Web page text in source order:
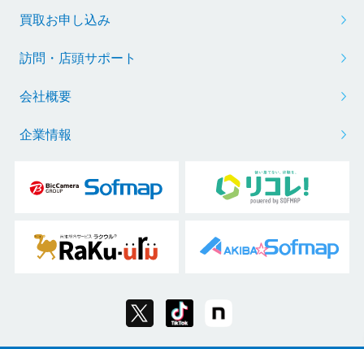
買取お申し込み
訪問・店頭サポート
会社概要
企業情報